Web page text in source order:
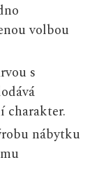
volbou
s
charakter.
nábytku